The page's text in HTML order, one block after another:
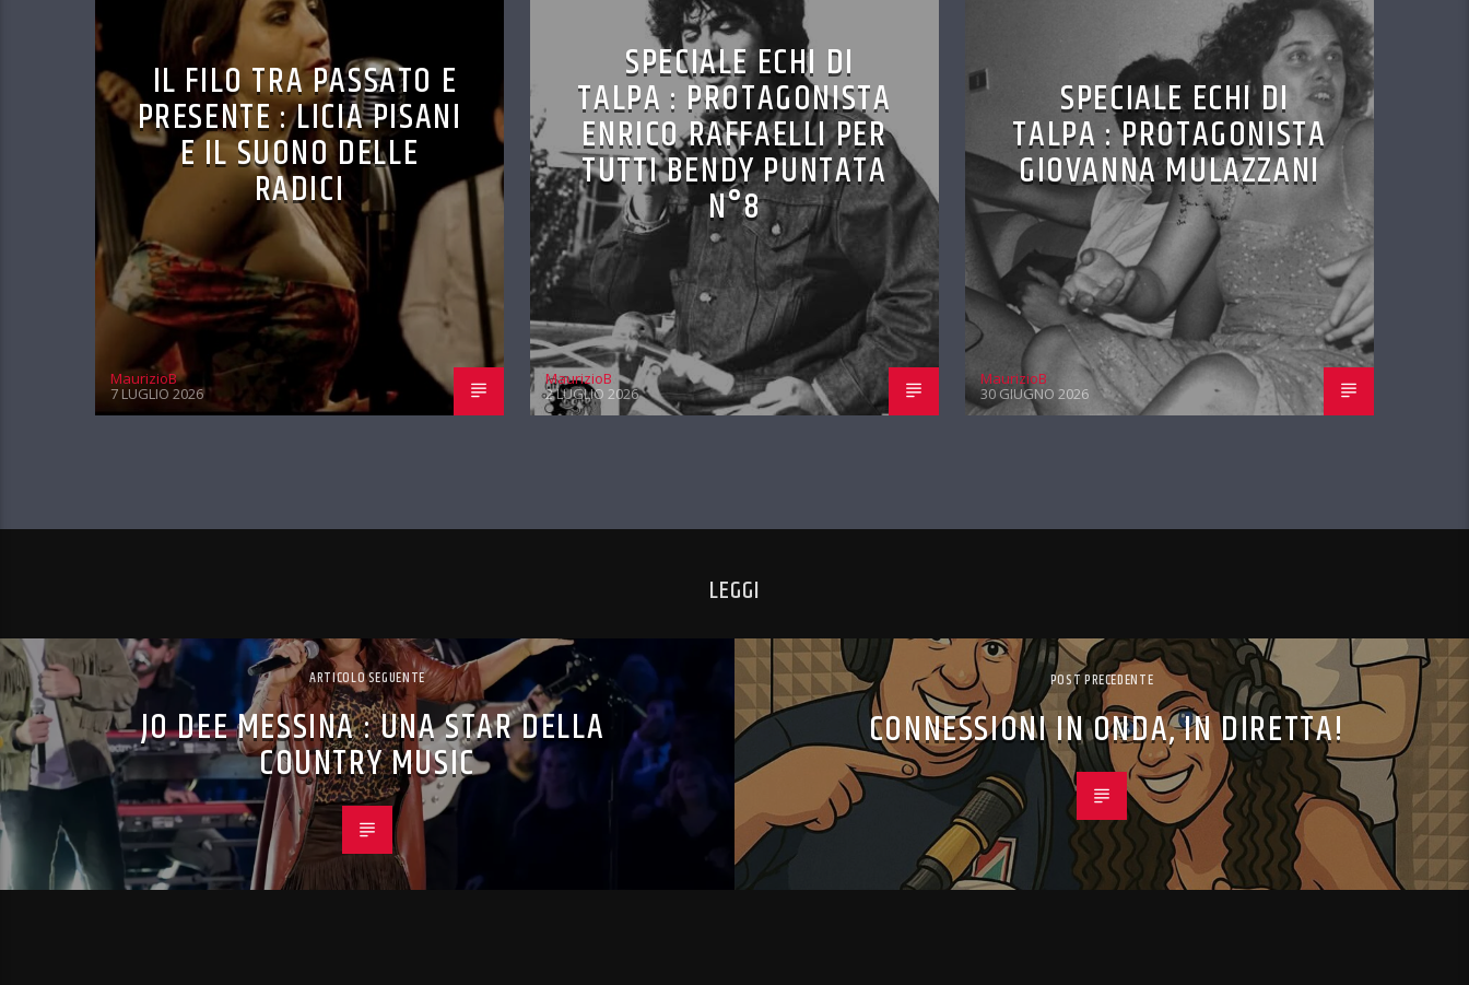
IL FILO TRA PASSATO E
PRESENTE : LICIA PISANI
E IL SUONO DELLE
RADICI
MaurizioB
7 LUGLIO 2026
SPECIALE ECHI DI
TALPA : PROTAGONISTA
ENRICO RAFFAELLI PER
TUTTI BENDY PUNTATA
N°8
MaurizioB
2 LUGLIO 2026
SPECIALE ECHI DI
TALPA : PROTAGONISTA
GIOVANNA MULAZZANI
MaurizioB
30 GIUGNO 2026
LEGGI
ARTICOLO SEGUENTE
JO DEE MESSINA : UNA STAR DELLA
COUNTRY MUSIC
POST PRECEDENTE
CONNESSIONI IN ONDA, IN DIRETTA!